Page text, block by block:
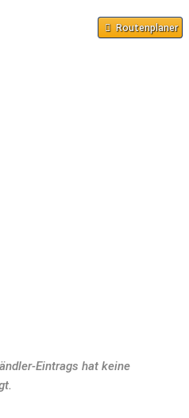
Routenplaner
Eintrags hat keine